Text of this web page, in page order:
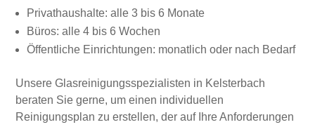
Privathaushalte: alle 3 bis 6 Monate
Büros: alle 4 bis 6 Wochen
Öffentliche Einrichtungen: monatlich oder nach Bedarf
Unsere Glasreinigungsspezialisten in Kelsterbach
beraten Sie gerne, um einen individuellen
Reinigungsplan zu erstellen, der auf Ihre Anforderungen